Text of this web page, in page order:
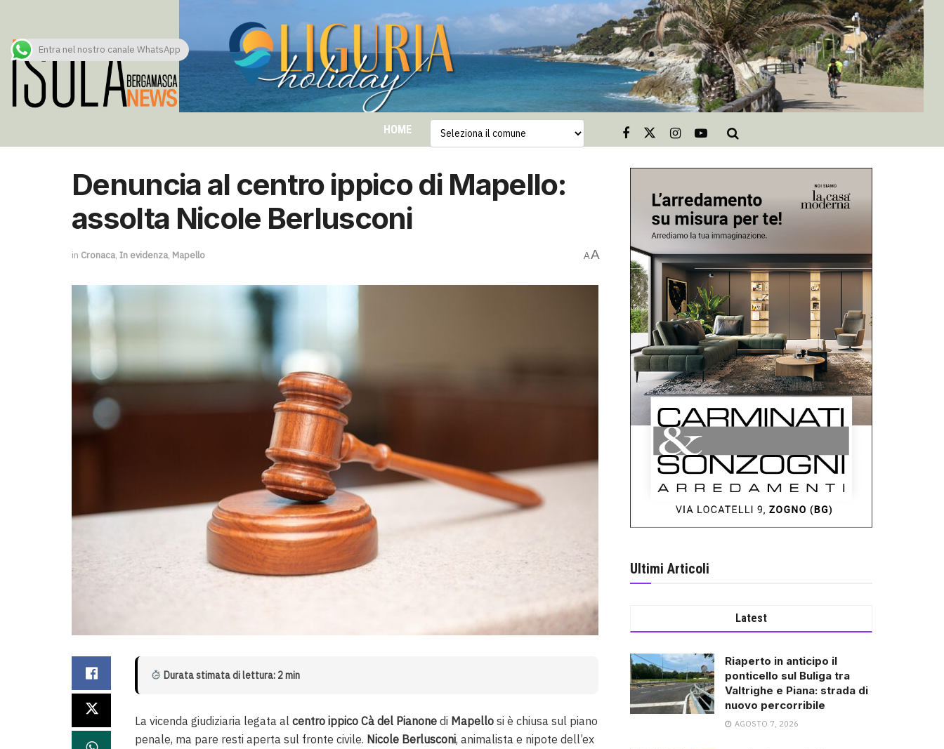
HOME
Denuncia al centro ippico di Mapello:
assolta Nicole Berlusconi
in Cronaca, In evidenza, Mapello AA
Durata stimata di lettura: 2 min
La vicenda giudiziaria legata al centro ippico Cà del Pianone di Mapello si è chiusa sul piano
penale, ma pare resti aperta sul fronte civile. Nicole Berlusconi, animalista e nipote dell’ex
Ultimi Articoli
Latest
Riaperto in anticipo il
ponticello sul Buliga tra
Valtrighe e Piana: strada di
nuovo percorribile
AGOSTO 7, 2026
Entra nel nostro canale WhatsApp